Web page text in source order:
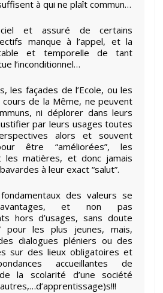
à qui ne plaît commun…
et assuré de certains
manque à l’appel, et la
et temporelle de tant
l’inconditionnel…
les façades de l’Ecole, ou les
de la Même, ne peuvent
ni déplorer dans leurs
par leurs usages toutes
alors et souvent
être “améliorées”, les
les matières, et donc jamais
à leur exact “salut”.
des valeurs se
et non pas
hors d’usages, sans doute
pour les plus jeunes, mais,
dialogues pléniers ou des
sur des lieux obligatoires et
accueillantes de
la scolarité d’une société